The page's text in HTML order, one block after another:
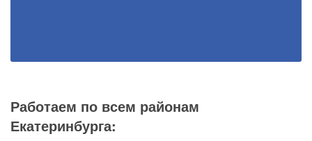
Работаем по всем районам
Екатеринбурга: